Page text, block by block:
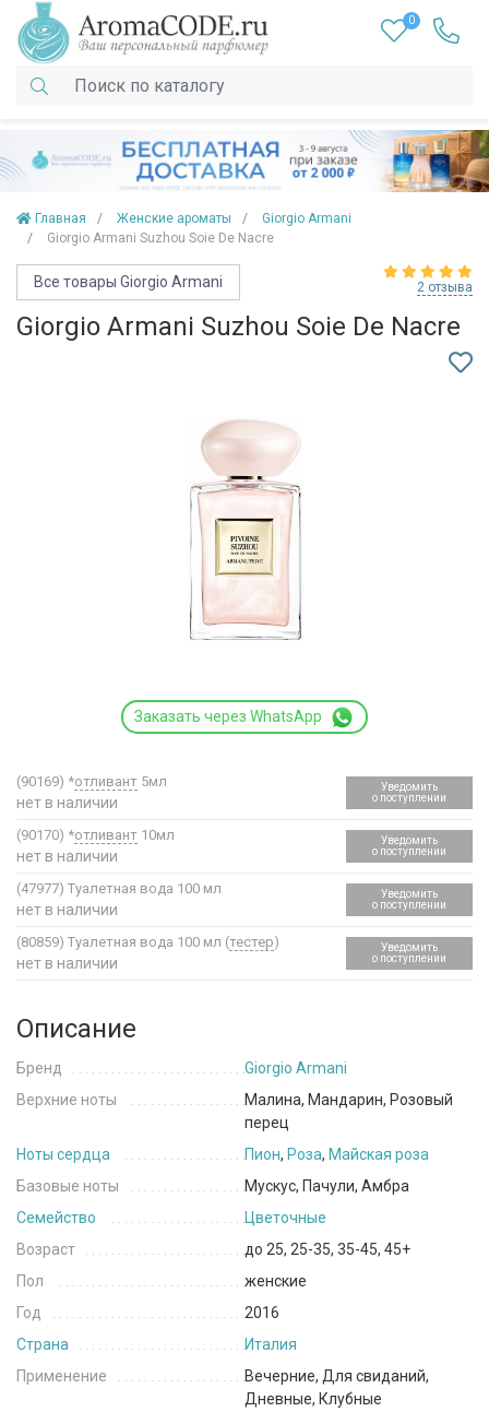
0
Главная Женские ароматы
Giorgio Armani
Giorgio Armani Suzhou Soie De Nacre
Все товары Giorgio Armani 2 отзыва
Giorgio Armani Suzhou Soie De Nacre
Заказать через WhatsApp
(90169) *отливант 5мл
нет в наличии
Уведомить
о поступлении
(90170) *отливант 10мл
нет в наличии
Уведомить
о поступлении
(47977) Туалетная вода 100 мл
нет в наличии
Уведомить
о поступлении
(80859) Туалетная вода 100 мл (тестер)
нет в наличии
Уведомить
о поступлении
Описание
Бренд
Giorgio Armani
Верхние ноты
Малина, Мандарин, Розовый
перец
Ноты сердца
Пион, Роза, Майская роза
Базовые ноты
Мускус, Пачули, Амбра
Семейство
Цветочные
Возраст
до 25, 25-35, 35-45, 45+
Пол
женские
Год
2016
Страна
Италия
Применение
Вечерние, Для свиданий,
Дневные, Клубные